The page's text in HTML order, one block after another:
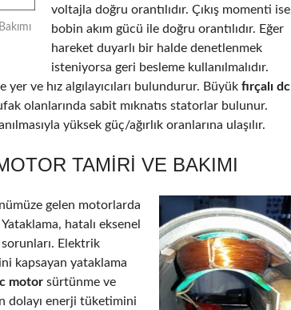
voltajla doğru orantılıdır. Çıkış momenti ise
bobin akım gücü ile doğru orantılıdır. Eğer
hareket duyarlı bir halde denetlenmek
isteniyorsa geri besleme kullanılmalıdır.
ve hız algılayıcıları bulundurur. Büyük fırçalı dc
olanlarında sabit mıknatıs statorlar bulunur.
yüksek güç/ağırlık oranlarına ulaşılır.
TAMIRI VE BAKIMI
gelen motorlarda
hatalı eksenel
Elektrik
kapsayan yataklama
motor sürtünme ve
dolayı enerji tüketimini